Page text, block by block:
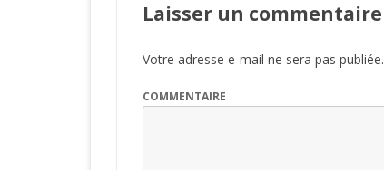
Laisser un commentaire
Votre adresse e-mail ne sera pas publiée.
COMMENTAIRE